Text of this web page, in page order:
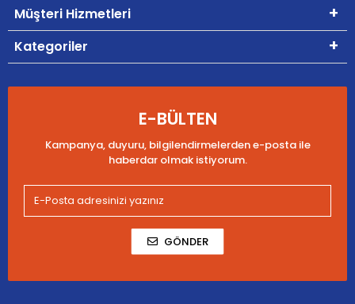
Müşteri Hizmetleri
Kategoriler
E-BÜLTEN
Kampanya, duyuru, bilgilendirmelerden e-posta ile
haberdar olmak istiyorum.
GÖNDER